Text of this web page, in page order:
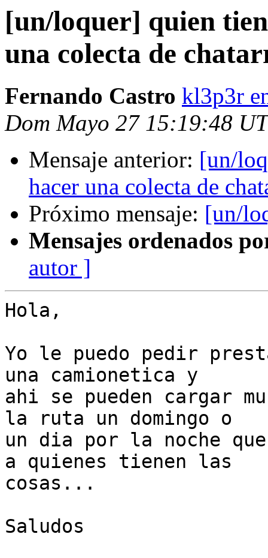
[un/loquer] quien
una colecta de
Fernando Castro kl3p3r
Dom Mayo 27 15:19:48
Mensaje anterior: [un/
hacer una colecta de
Próximo mensaje: [un/
Mensajes ordenados
autor ]
Hola,
Yo le puedo pedir
una camionetica y
ahi se pueden cargar
la ruta un domingo o
un dia por la noche
a quienes tienen las
cosas...
Saludos